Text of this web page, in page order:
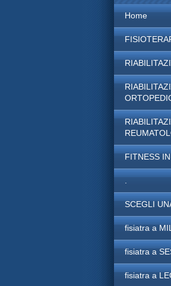
Home
FITNESS
SCEGLI
fisiatra a
fisiatra a
fisiatra a